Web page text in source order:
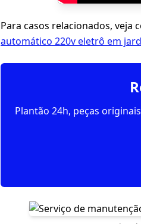
Para casos relacionados, veja
automático 220v eletrô em
Plantão 24h, peças